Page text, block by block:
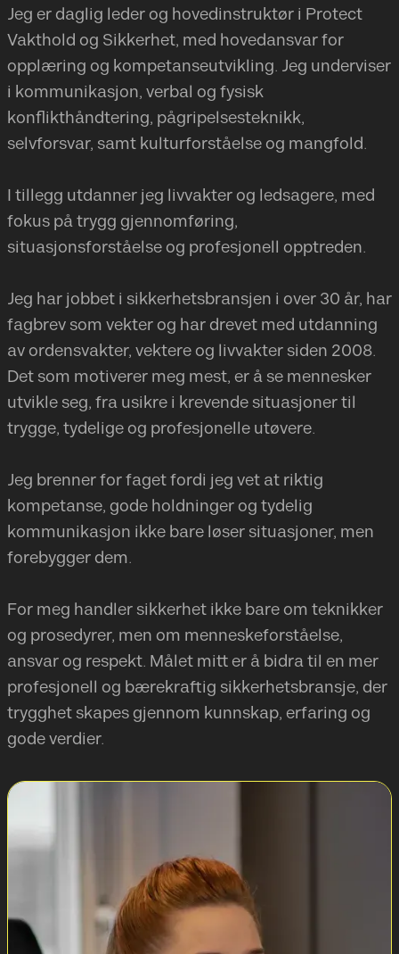
Jeg er daglig leder og hovedinstruktør i Protect
Vakthold og Sikkerhet, med hovedansvar for
opplæring og kompetanseutvikling. Jeg underviser
i kommunikasjon, verbal og fysisk
konflikthåndtering, pågripelsesteknikk,
selvforsvar, samt kulturforståelse og mangfold.
I tillegg utdanner jeg livvakter og ledsagere, med
fokus på trygg gjennomføring,
situasjonsforståelse og profesjonell opptreden.
Jeg har jobbet i sikkerhetsbransjen i over 30 år, har
fagbrev som vekter og har drevet med utdanning
av ordensvakter, vektere og livvakter siden 2008.
Det som motiverer meg mest, er å se mennesker
utvikle seg, fra usikre i krevende situasjoner til
trygge, tydelige og profesjonelle utøvere.
Jeg brenner for faget fordi jeg vet at riktig
kompetanse, gode holdninger og tydelig
kommunikasjon ikke bare løser situasjoner, men
forebygger dem.
For meg handler sikkerhet ikke bare om teknikker
og prosedyrer, men om menneskeforståelse,
ansvar og respekt. Målet mitt er å bidra til en mer
profesjonell og bærekraftig sikkerhetsbransje, der
trygghet skapes gjennom kunnskap, erfaring og
gode verdier.